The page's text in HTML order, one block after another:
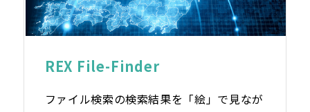
REX File-Finder
ファイル検索の検索結果を「絵」で見なが